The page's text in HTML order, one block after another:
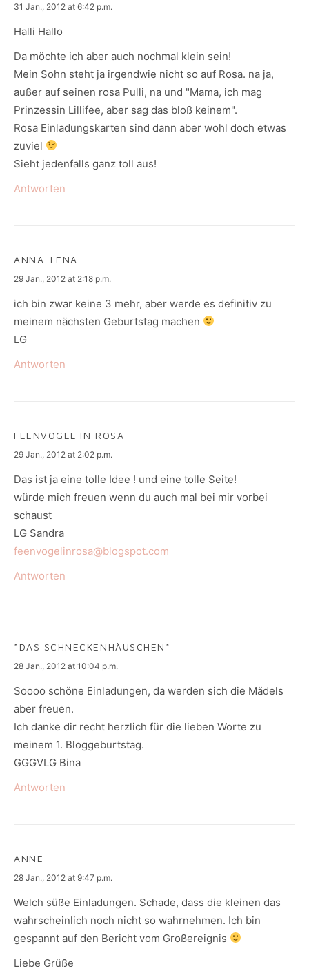
says:
31 Jan., 2012 at 6:42 p.m.
Halli Hallo
Da möchte ich aber auch nochmal klein sein!
Mein Sohn steht ja irgendwie nicht so auf Rosa. na ja,
außer auf seinen rosa Pulli, na und "Mama, ich mag
Prinzessin Lillifee, aber sag das bloß keinem".
Rosa Einladungskarten sind dann aber wohl doch etwas
zuviel
Sieht jedenfalls ganz toll aus!
Antworten
ANNA-LENA
says:
29 Jan., 2012 at 2:18 p.m.
ich bin zwar keine 3 mehr, aber werde es definitiv zu
meinem nächsten Geburtstag machen
LG
Antworten
FEENVOGEL IN ROSA
says:
29 Jan., 2012 at 2:02 p.m.
Das ist ja eine tolle Idee ! und eine tolle Seite!
würde mich freuen wenn du auch mal bei mir vorbei
schaust
LG Sandra
feenvogelinrosa@blogspot.com
Antworten
*DAS SCHNECKENHÄUSCHEN*
says:
28 Jan., 2012 at 10:04 p.m.
Soooo schöne Einladungen, da werden sich die Mädels
aber freuen.
Ich danke dir recht herzlich für die lieben Worte zu
meinem 1. Bloggeburtstag.
GGGVLG Bina
Antworten
ANNE
says:
28 Jan., 2012 at 9:47 p.m.
Welch süße Einladungen. Schade, dass die kleinen das
wahrscheinlich noch nicht so wahrnehmen. Ich bin
gespannt auf den Bericht vom Großereignis
Liebe Grüße